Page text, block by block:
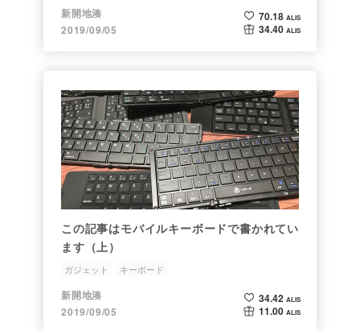
新開地湊
2019/09/05
70.18 ALIS
34.40 ALIS
この記事はモバイルキーボードで書かれてい
ます（上）
ガジェット キーボード
新開地湊
2019/09/05
34.42 ALIS
11.00 ALIS